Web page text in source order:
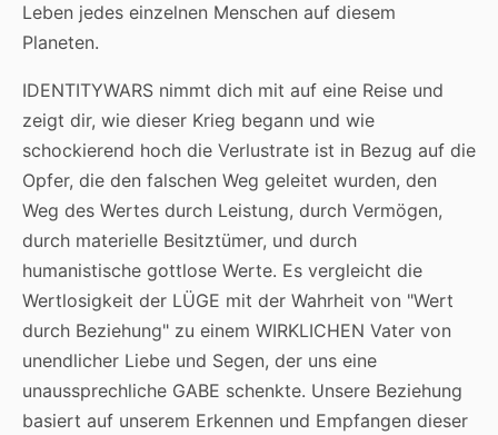
Leben jedes einzelnen Menschen auf diesem
Planeten.
IDENTITYWARS nimmt dich mit auf eine Reise und
zeigt dir, wie dieser Krieg begann und wie
schockierend hoch die Verlustrate ist in Bezug auf die
Opfer, die den falschen Weg geleitet wurden, den
Weg des Wertes durch Leistung, durch Vermögen,
durch materielle Besitztümer, und durch
humanistische gottlose Werte. Es vergleicht die
Wertlosigkeit der LÜGE mit der Wahrheit von "Wert
durch Beziehung" zu einem WIRKLICHEN Vater von
unendlicher Liebe und Segen, der uns eine
unaussprechliche GABE schenkte. Unsere Beziehung
basiert auf unserem Erkennen und Empfangen dieser